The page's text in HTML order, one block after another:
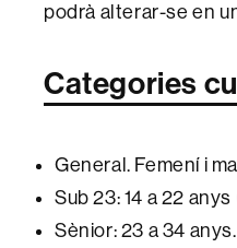
podrà alterar-se en
Categories
General. Femení i
Sub 23: 14 a 22
Sènior: 23 a 34